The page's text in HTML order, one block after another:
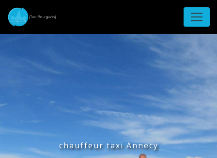
chauffeur taxi Annecy
Panneau de gestion des cookies